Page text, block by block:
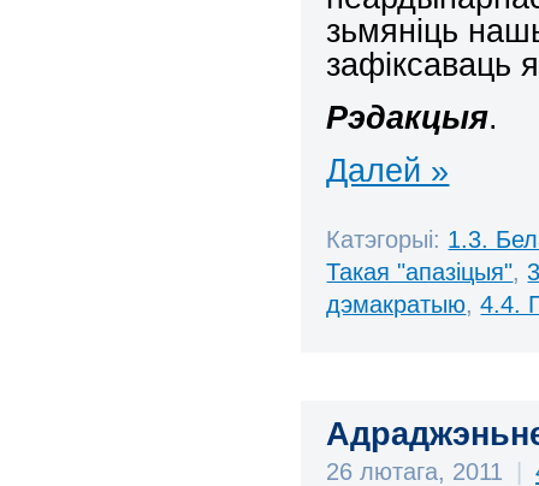
зьмяніць
зафіксаваць
Рэдакцыя.
Далей »
Катэгорыі: 1.3.
Такая "апазіцыя",
дэмакратыю,4.4.
26 лютага, 2011 |